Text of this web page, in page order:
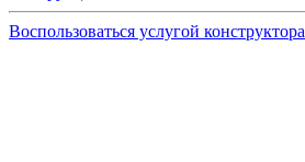
Воспользоваться услугой конструктора